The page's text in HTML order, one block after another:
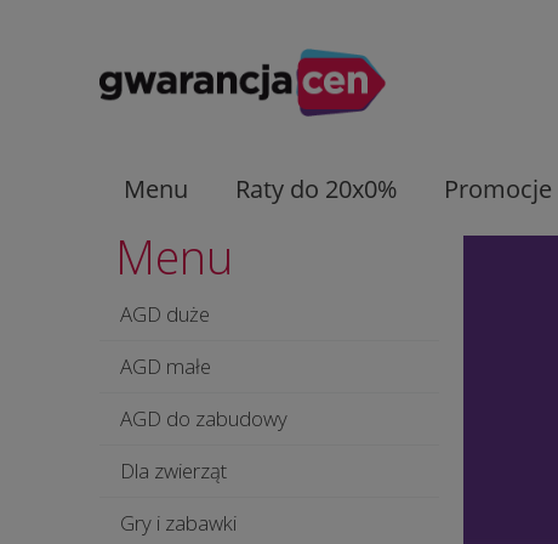
Menu Raty do 20x0% Promocje
Menu
AGD duże
AGD małe
AGD do zabudowy
Dla zwierząt
Gry i zabawki